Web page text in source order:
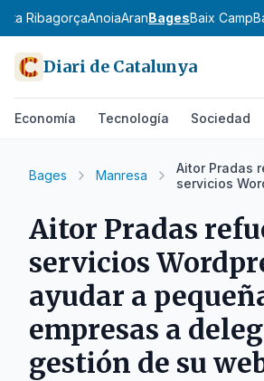
Alta RibagorçaAnoiaAranBagesBaix Camp
Diari de Catalunya
Economía Tecnología Sociedad
Bages Manresa
Aitor Pradas
servicios
a delegar la
Aitor Pradas
servicios
ayudar a
empresas a
gestión de su